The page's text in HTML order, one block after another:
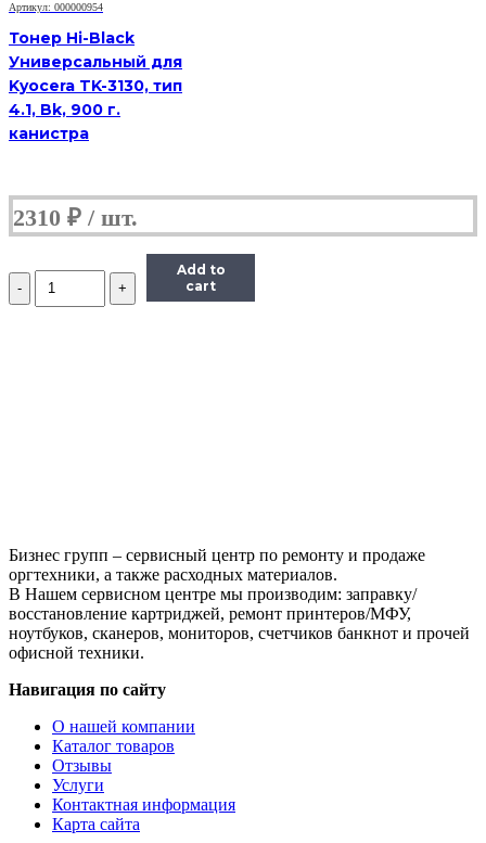
банка
Артикул: 000000954
Тонер Hi-Black
Универсальный для
Kyocera TK-3130, тип
4.1, Bk, 900 г.
канистра
2310 ₽
Количество
Тонер
Add to
cart
Бизнес групп – сервисный центр по ремонту и продаже
оргтехники, а также расходных материалов.
В Нашем сервисном центре мы производим: заправку/
восстановление картриджей, ремонт принтеров/МФУ,
ноутбуков, сканеров, мониторов, счетчиков банкнот и прочей
офисной техники.
Навигация по сайту
О нашей компании
Каталог товаров
Отзывы
Услуги
Контактная информация
Карта сайта